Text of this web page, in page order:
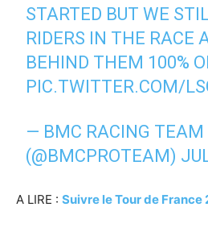
STARTED BUT WE
RIDERS IN THE RACE
BEHIND THEM 100%
PIC.TWITTER.COM/
— BMC RACING TEAM
(@BMCPROTEAM)
A LIRE : Suivre le Tour de